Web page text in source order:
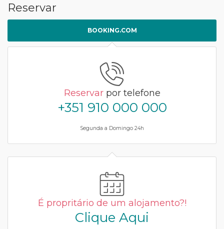
Reservar
BOOKING.COM
Reservarpor telefone
+351 910 000 000
Segunda a Domingo 24h
É propritário de um alojamento?!
Clique Aqui